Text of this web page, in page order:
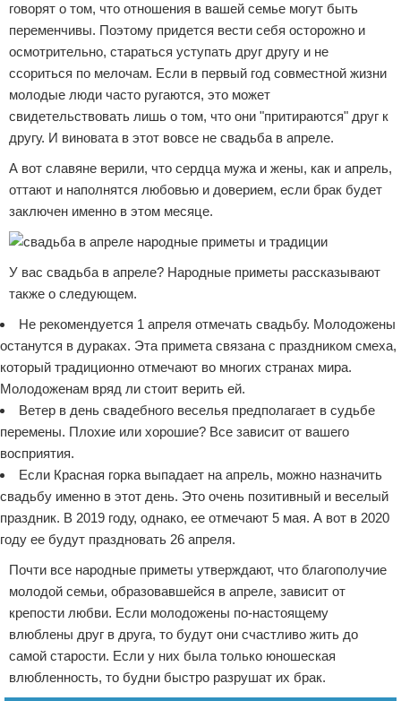
говорят о том, что отношения в вашей семье могут быть
переменчивы. Поэтому придется вести себя осторожно и
осмотрительно, стараться уступать друг другу и не
ссориться по мелочам. Если в первый год совместной жизни
молодые люди часто ругаются, это может
свидетельствовать лишь о том, что они "притираются" друг к
другу. И виновата в этот вовсе не свадьба в апреле.
А вот славяне верили, что сердца мужа и жены, как и апрель,
оттают и наполнятся любовью и доверием, если брак будет
заключен именно в этом месяце.
У вас свадьба в апреле? Народные приметы рассказывают
также о следующем.
Не рекомендуется 1 апреля отмечать свадьбу. Молодожены
останутся в дураках. Эта примета связана с праздником смеха,
который традиционно отмечают во многих странах мира.
Молодоженам вряд ли стоит верить ей.
Ветер в день свадебного веселья предполагает в судьбе
перемены. Плохие или хорошие? Все зависит от вашего
восприятия.
Если Красная горка выпадает на апрель, можно назначить
свадьбу именно в этот день. Это очень позитивный и веселый
праздник. В 2019 году, однако, ее отмечают 5 мая. А вот в 2020
году ее будут праздновать 26 апреля.
Почти все народные приметы утверждают, что благополучие
молодой семьи, образовавшейся в апреле, зависит от
крепости любви. Если молодожены по-настоящему
влюблены друг в друга, то будут они счастливо жить до
самой старости. Если у них была только юношеская
влюбленность, то будни быстро разрушат их брак.